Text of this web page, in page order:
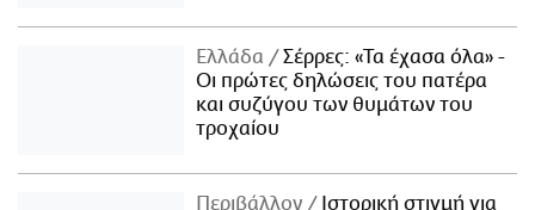
Ελλάδα
Σέρρες: «Τα έχασα όλα» -
Οι πρώτες δηλώσεις του πατέρα
και συζύγου των θυμάτων του
τροχαίου
Περιβάλλον
Ιστορική στιγμή για